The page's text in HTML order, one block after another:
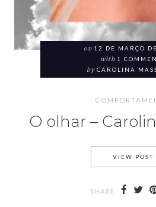
on 12 DE MARÇO
with 1
by CAROLINA
O olhar –
VIEW POST
SHARE